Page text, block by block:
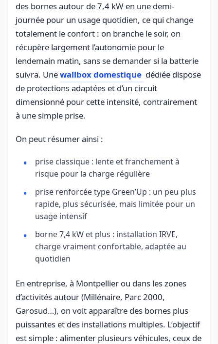
des bornes autour de 7,4 kW en une demi-
journée pour un usage quotidien, ce qui change
totalement le confort : on branche le soir, on
récupère largement l’autonomie pour le
lendemain matin, sans se demander si la batterie
suivra. Unewallbox domestique dédiée dispose
de protections adaptées et d’un circuit
dimensionné pour cette intensité, contrairement
à une simple prise.
On peut résumer ainsi :
prise classique : lente et franchement à
risque pour la charge régulière
prise renforcée type Green’Up : un peu plus
rapide, plus sécurisée, mais limitée pour un
usage intensif
borne 7,4 kW et plus : installation IRVE,
charge vraiment confortable, adaptée au
quotidien
En entreprise, à Montpellier ou dans les zones
d’activités autour (Millénaire, Parc 2000,
Garosud…), on voit apparaître des bornes plus
puissantes et des installations multiples. L’objectif
est simple : alimenter plusieurs véhicules, ceux de